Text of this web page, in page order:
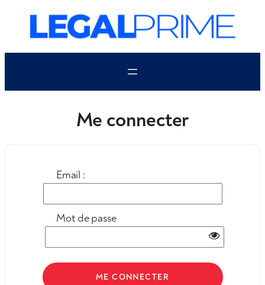
contenu
Me connecter
Email :
Mot de passe